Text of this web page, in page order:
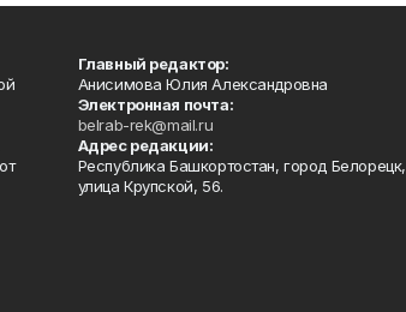
Главный редактор:
Анисимова Юлия Александровна
Электронная почта:
belrab-rek@mail.ru
Адрес редакции:
Республика Башкортостан, город Белорецк,
улица Крупской, 56.